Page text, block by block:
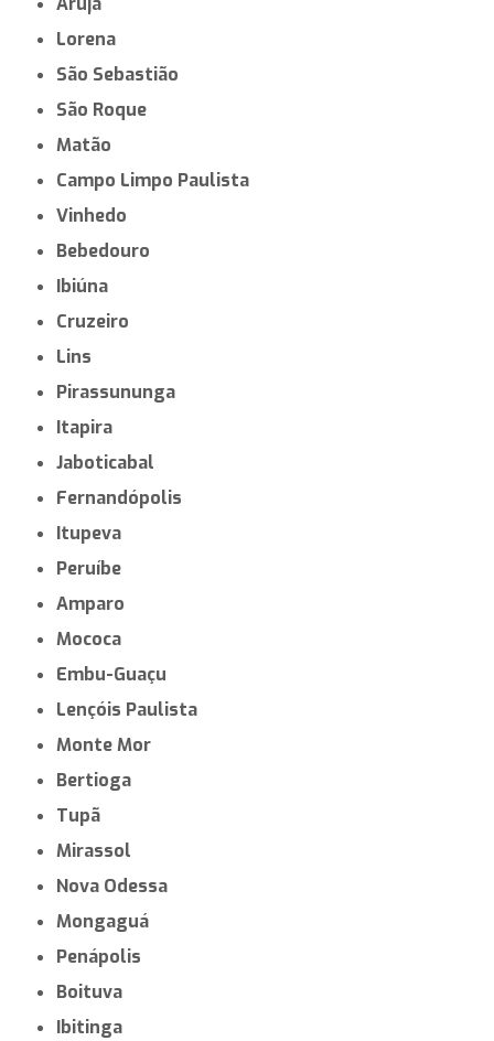
Lorena
São Sebastião
São Roque
Matão
Campo Limpo Paulista
Vinhedo
Bebedouro
Ibiúna
Cruzeiro
Lins
Pirassununga
Itapira
Jaboticabal
Fernandópolis
Itupeva
Peruíbe
Amparo
Mococa
Embu-Guaçu
Lençóis Paulista
Monte Mor
Bertioga
Tupã
Mirassol
Nova Odessa
Mongaguá
Penápolis
Boituva
Ibitinga